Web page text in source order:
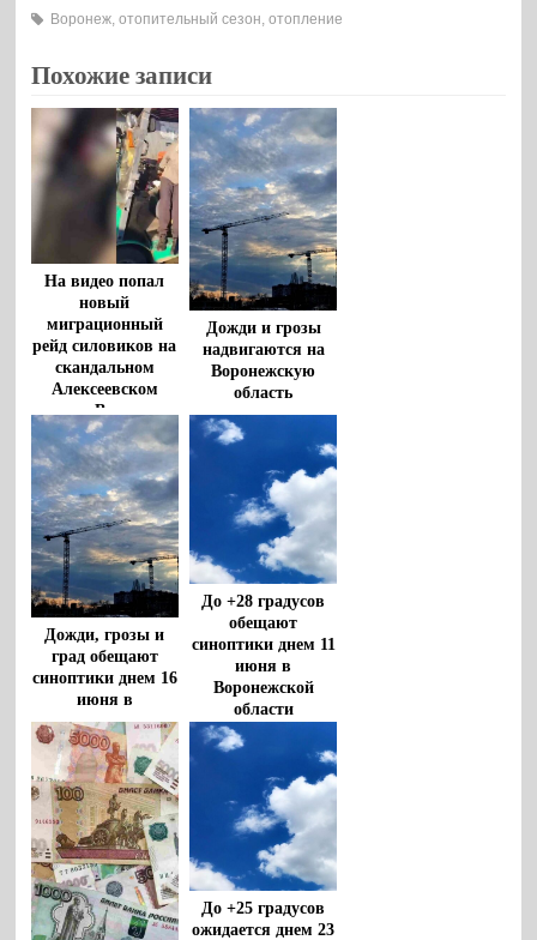
Воронеж ,отопительный сезон ,отопление
Похожие записи
На видео попал
новый
миграционный
рейд силовиков на
скандальном
Алексеевском
рынке Воронежа
Дожди и грозы
надвигаются на
Воронежскую
область
Дожди, грозы и
град обещают
синоптики днем 16
июня в
Воронежской
области
До +28 градусов
обещают
синоптики днем 11
июня в
Воронежской
области
До +25 градусов
ожидается днем 23